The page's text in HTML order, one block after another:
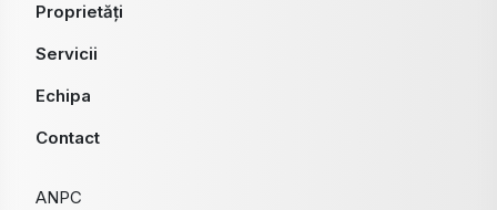
Proprietăți
Servicii
Echipa
Contact
ANPC